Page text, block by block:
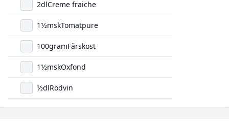
2dlCreme fraiche
11/2mskTomatpure
100gramFärskost
11/2mskOxfond
1/2dlRödvin